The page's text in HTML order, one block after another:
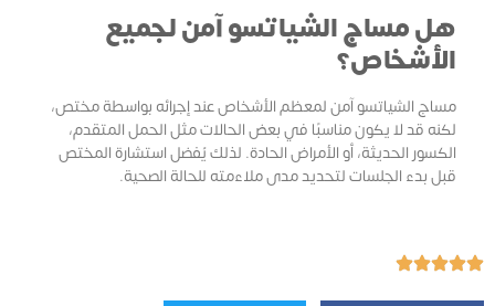
هل مساج الشياتسو آمن لجميع
الأشخاص؟
مساج الشياتسو آمن لمعظم الأشخاص عند إجرائه بواسطة مختص،
لكنه قد لا يكون مناسبًا في بعض الحالات مثل الحمل المتقدم،
الكسور الحديثة، أو الأمراض الحادة. لذلك يُفضل استشارة المختص
قبل بدء الجلسات لتحديد مدى ملاءمته للحالة الصحية.